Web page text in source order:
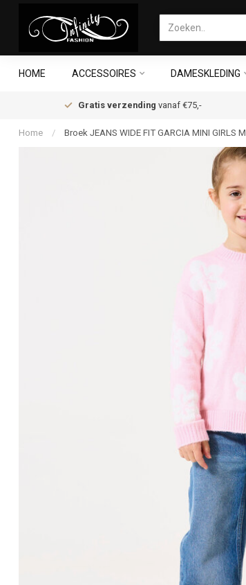
HOME ACCESSOIRES DAMESKLEDING
Gratis verzending vanaf €75,-
Home / Broek JEANS WIDE FIT GARCIA MINI GIRLS